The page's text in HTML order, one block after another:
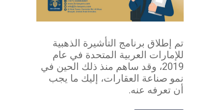
تم إطلاق برنامج التأشيرة الذهبية
للإمارات العربية المتحدة في عام
2019، وقد ساهم منذ ذلك الحين في
نمو صناعة العقارات، إليك ما يجب
أن تعرفه عنه.